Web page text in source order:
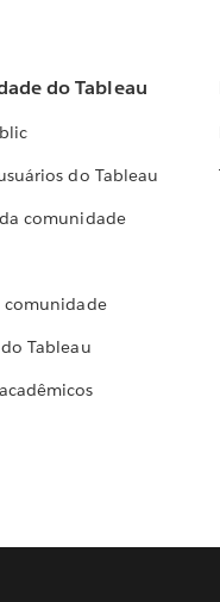
do Tableau
do Tableau
comunidade
comunidade
Tableau